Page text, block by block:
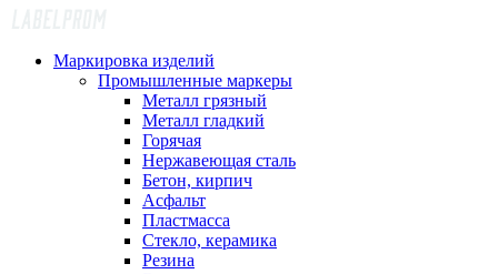
Маркировка изделий
Промышленные маркеры
Металл грязный
Металл гладкий
Горячая
Нержавеющая сталь
Бетон, кирпич
Асфальт
Пластмасса
Стекло, керамика
Резина